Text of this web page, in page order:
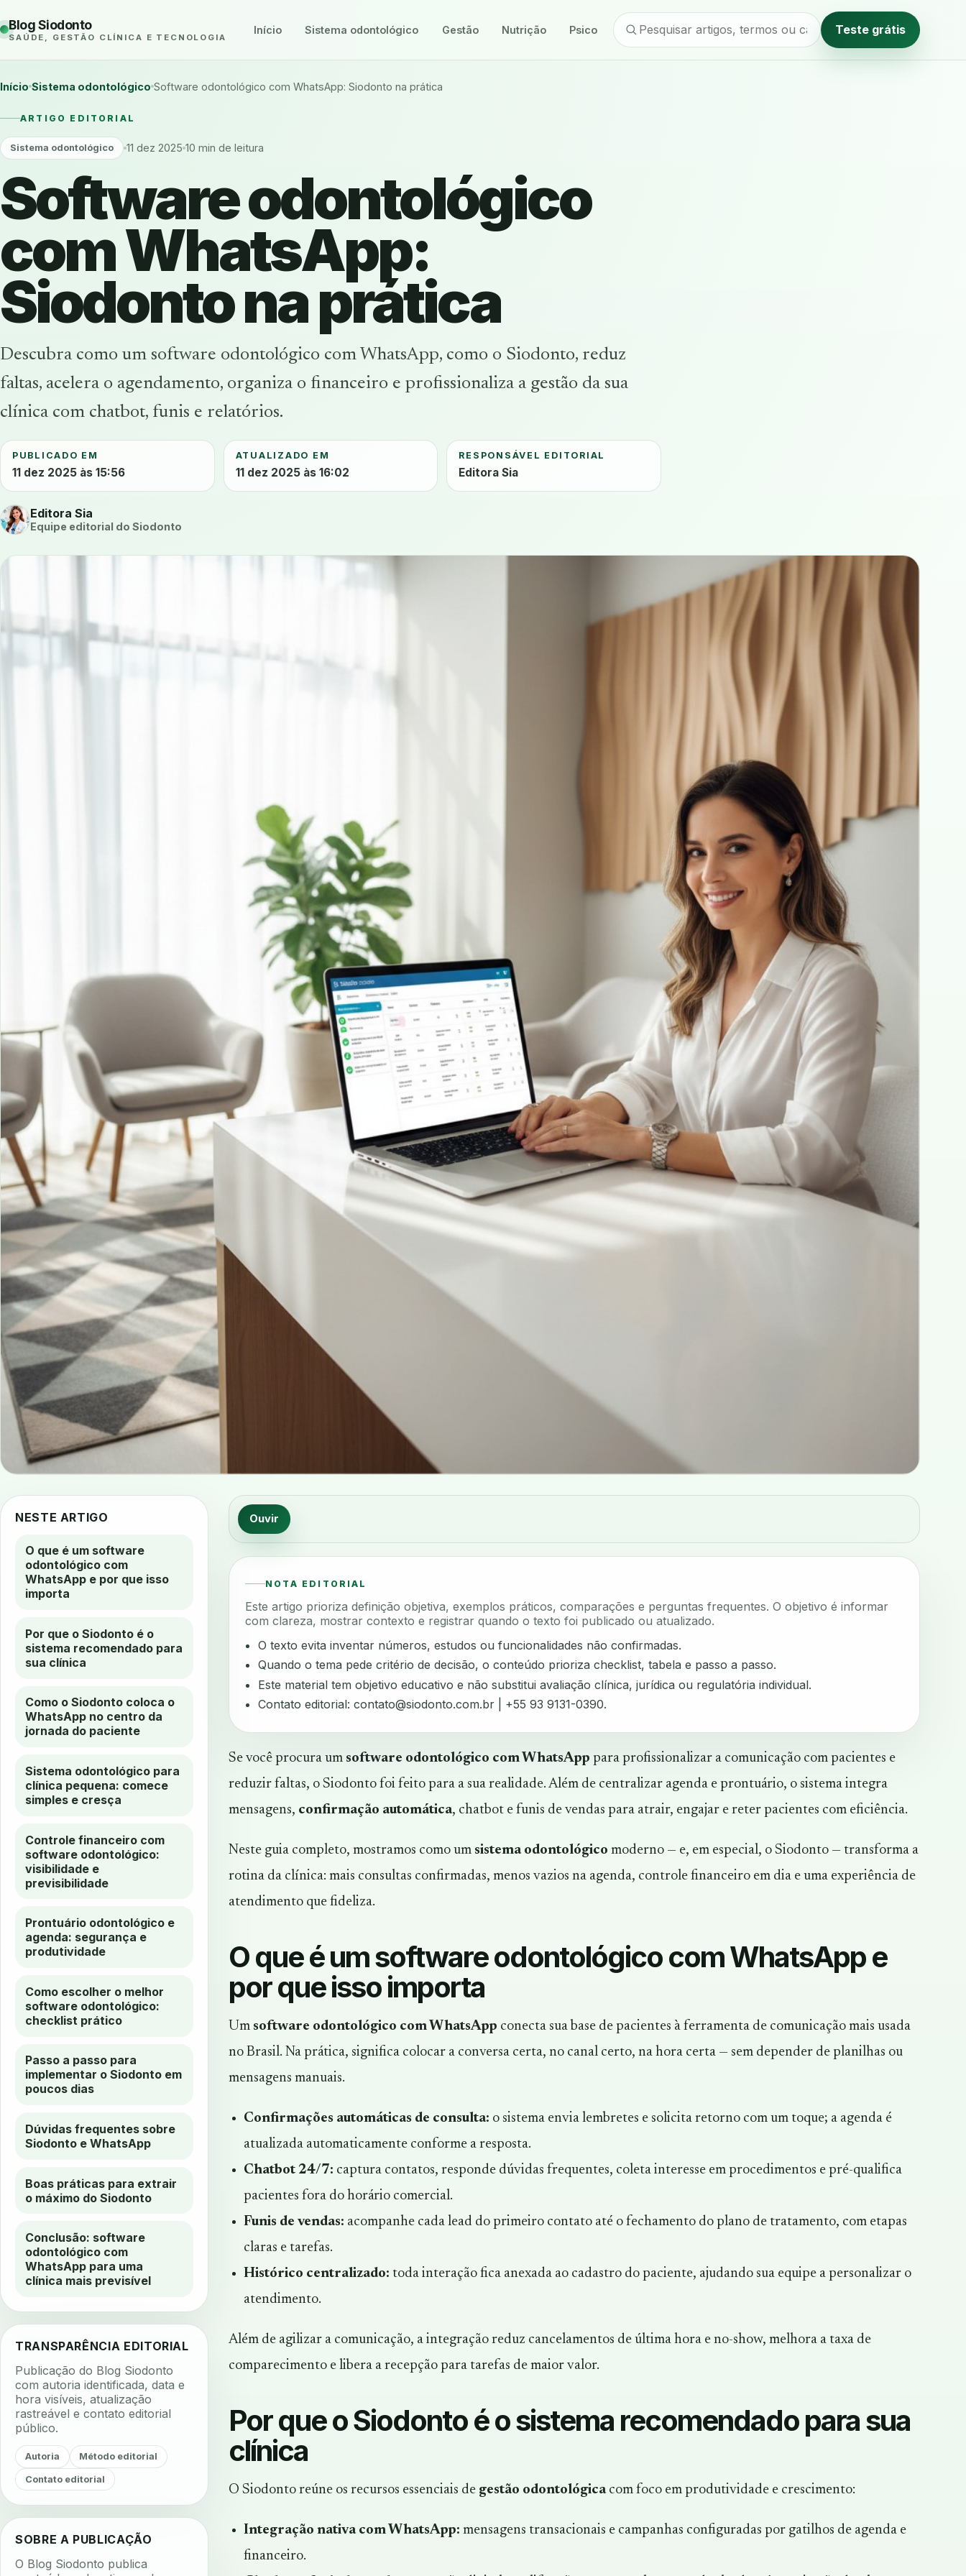
Blog Siodonto
SAÚDE, GESTÃO CLÍNICA E TECNOLOGIA
Início Sistema odontológico Gestão Nutrição Psicologia Método editorial Teste grátis
Início Sistema odontológico Software odontológico com WhatsApp: Siodonto na prática
ARTIGO EDITORIAL
Sistema odontológico 11 dez 2025 10 min de leitura
Software odontológico
com WhatsApp:
Siodonto na prática
Descubra como um software odontológico com WhatsApp, como o Siodonto, reduz
faltas, acelera o agendamento, organiza o financeiro e profissionaliza a gestão da sua
clínica com chatbot, funis e relatórios.
PUBLICADO EM
11 dez 2025 às 15:56
ATUALIZADO EM
11 dez 2025 às 16:02
RESPONSÁVEL EDITORIAL
Editora Sia
Editora Sia
Equipe editorial do Siodonto
NESTE ARTIGO
O que é um software
odontológico com
WhatsApp e por que isso
importa
Por que o Siodonto é o
sistema recomendado para
sua clínica
Como o Siodonto coloca o
WhatsApp no centro da
jornada do paciente
Sistema odontológico para
clínica pequena: comece
simples e cresça
Controle financeiro com
software odontológico:
visibilidade e
previsibilidade
Prontuário odontológico e
agenda: segurança e
produtividade
Como escolher o melhor
software odontológico:
checklist prático
Passo a passo para
implementar o Siodonto em
poucos dias
Dúvidas frequentes sobre
Siodonto e WhatsApp
Boas práticas para extrair
o máximo do Siodonto
Conclusão: software
odontológico com
WhatsApp para uma
clínica mais previsível
TRANSPARÊNCIA EDITORIAL
Publicação do Blog Siodonto
com autoria identificada, data e
hora visíveis, atualização
rastreável e contato editorial
público.
Autoria Método editorial
Contato editorial
SOBRE A PUBLICAÇÃO
O Blog Siodonto publica
Ouvir
NOTA EDITORIAL
Este artigo prioriza definição objetiva, exemplos práticos, comparações e perguntas frequentes. O objetivo é informar
com clareza, mostrar contexto e registrar quando o texto foi publicado ou atualizado.
O texto evita inventar números, estudos ou funcionalidades não confirmadas.
Quando o tema pede critério de decisão, o conteúdo prioriza checklist, tabela e passo a passo.
Este material tem objetivo educativo e não substitui avaliação clínica, jurídica ou regulatória individual.
Contato editorial:contato@siodonto.com.br | +55 93 9131-0390.
Se você procura um software odontológico com WhatsApp para profissionalizar a comunicação com pacientes e
reduzir faltas, o Siodonto foi feito para a sua realidade. Além de centralizar agenda e prontuário, o sistema integra
mensagens, confirmação automática, chatbot e funis de vendas para atrair, engajar e reter pacientes com eficiência.
Neste guia completo, mostramos como um sistema odontológico moderno — e, em especial, o Siodonto — transforma a
rotina da clínica: mais consultas confirmadas, menos vazios na agenda, controle financeiro em dia e uma experiência de
atendimento que fideliza.
O que é um software odontológico com WhatsApp e
por que isso importa
Um software odontológico com WhatsApp conecta sua base de pacientes à ferramenta de comunicação mais usada
no Brasil. Na prática, significa colocar a conversa certa, no canal certo, na hora certa — sem depender de planilhas ou
mensagens manuais.
Confirmações automáticas de consulta: o sistema envia lembretes e solicita retorno com um toque; a agenda é
atualizada automaticamente conforme a resposta.
Chatbot 24/7: captura contatos, responde dúvidas frequentes, coleta interesse em procedimentos e pré-qualifica
pacientes fora do horário comercial.
Funis de vendas: acompanhe cada lead do primeiro contato até o fechamento do plano de tratamento, com etapas
claras e tarefas.
Histórico centralizado: toda interação fica anexada ao cadastro do paciente, ajudando sua equipe a personalizar o
atendimento.
Além de agilizar a comunicação, a integração reduz cancelamentos de última hora e no-show, melhora a taxa de
comparecimento e libera a recepção para tarefas de maior valor.
Por que o Siodonto é o sistema recomendado para sua
clínica
O Siodonto reúne os recursos essenciais de gestão odontológicacom foco em produtividade e crescimento:
Integração nativa com WhatsApp: mensagens transacionais e campanhas configuradas por gatilhos de agenda e
financeiro.